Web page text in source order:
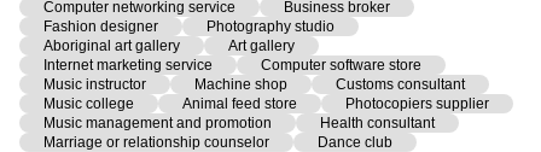
Computer networking service
Business broker
Fashion designer
Photography studio
Aboriginal art gallery
Art gallery
Internet marketing service
Computer software store
Music instructor
Machine shop
Customs consultant
Music college
Animal feed store
Photocopiers supplier
Music management and promotion
Health consultant
Marriage or relationship counselor
Dance club